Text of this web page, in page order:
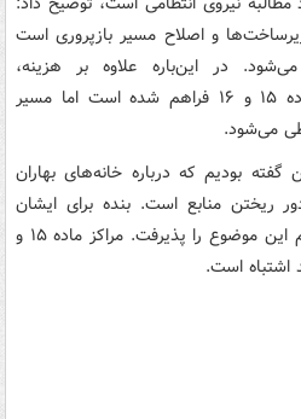
و اصلاح مسیر بازپروری است
در این‌باره علاوه بر هزینه،
ساختمان‌های مورد نیاز طبق ماده ۱۵ و ۱۶ فراهم شده است اما مسیر
طی می‌شود.
بودیم که درباره خانه‌های بهاران
ریختن منابع است. بنده برای ایشان
تحلیل کردم و شهردار پیشین هم این موضوع را پذیرفت. مراکز ماده ۱۵ و